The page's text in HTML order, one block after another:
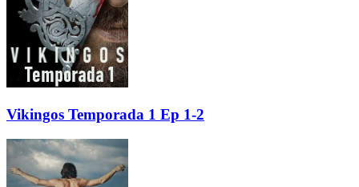
Vikingos Temporada 1 Ep 1-2